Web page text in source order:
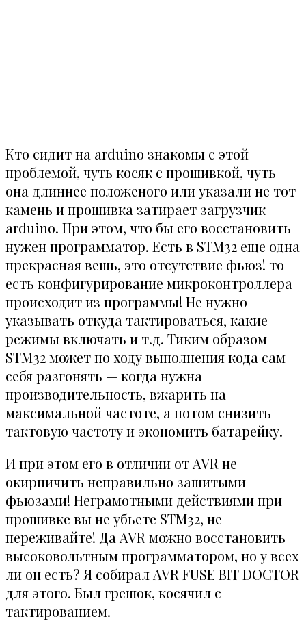
Кто сидит на arduino знакомы с этой
проблемой, чуть косяк с прошивкой, чуть
она длиннее положеного или указали не тот
камень и прошивка затирает загрузчик
arduino. При этом, что бы его восстановить
нужен программатор. Есть в STM32 еще одна
прекрасная вешь, это отсутствие фьюз! то
есть конфигурирование микроконтроллера
происходит из программы! Не нужно
указывать откуда тактироваться, какие
режимы включать и т.д. Тиким образом
STM32 может по ходу выполнения кода сам
себя разгонять — когда нужна
производительность, вжарить на
максимальной частоте, а потом снизить
тактовую частоту и экономить батарейку.
И при этом его в отличии от AVR не
окирпичить неправильно зашитыми
фьюзами! Неграмотными действиями при
прошивке вы не убьете STM32, не
переживайте! Да AVR можно восстановить
высоковольтным программатором, но у всех
ли он есть? Я собирал AVR FUSE BIT DOCTOR
для этого. Был грешок, косячил с
тактированием.